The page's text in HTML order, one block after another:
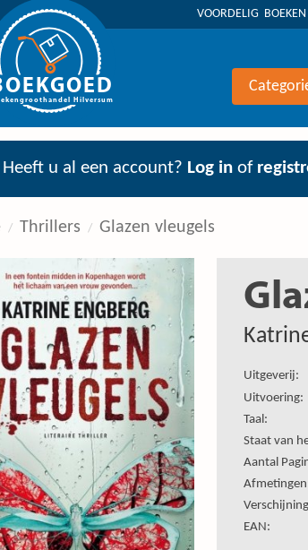
VOORDELIG
Hilversum
Heeft u al een account? Log in of
Thrillers Glazen vleugels
Uitgeverij:
Uitvoering:
Taal:
Staat van
Aantal
EAN: